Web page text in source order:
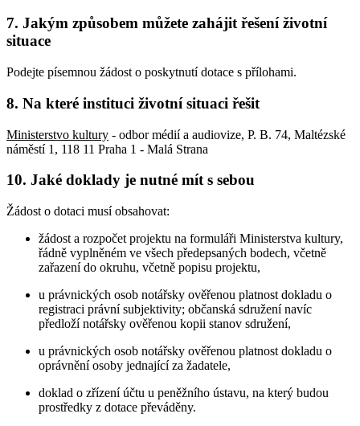
7. Jakým způsobem můžete zahájit řešení životní
situace
Podejte písemnou žádost o poskytnutí dotace s přílohami.
8. Na které instituci životní situaci řešit
Ministerstvo kultury - odbor médií a audiovize, P. B. 74, Maltézské
náměstí 1, 118 11 Praha 1 - Malá Strana
10. Jaké doklady je nutné mít s sebou
Žádost o dotaci musí obsahovat:
žádost a rozpočet projektu na formuláři Ministerstva kultury,
řádně vyplněném ve všech předepsaných bodech, včetně
zařazení do okruhu, včetně popisu projektu,
u právnických osob notářsky ověřenou platnost dokladu o
registraci právní subjektivity; občanská sdružení navíc
předloží notářsky ověřenou kopii stanov sdružení,
u právnických osob notářsky ověřenou platnost dokladu o
oprávnění osoby jednající za žadatele,
doklad o zřízení účtu u peněžního ústavu, na který budou
prostředky z dotace převáděny.